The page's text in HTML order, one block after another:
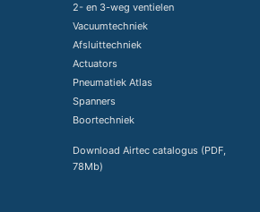
2- en 3-weg ventielen
Vacuumtechniek
Afsluittechniek
Actuators
Pneumatiek Atlas
Spanners
Boortechniek
Download Airtec catalogus (PDF,
78Mb)